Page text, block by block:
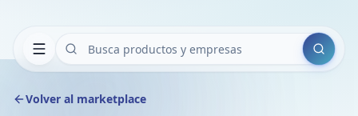
Buscar
Volver al marketplace